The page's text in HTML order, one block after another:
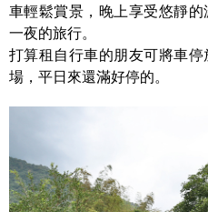
車輕鬆賞景，晚上享受悠靜
一夜的旅行。
打算租自行車的朋友可將車
場，平日來還滿好停的。